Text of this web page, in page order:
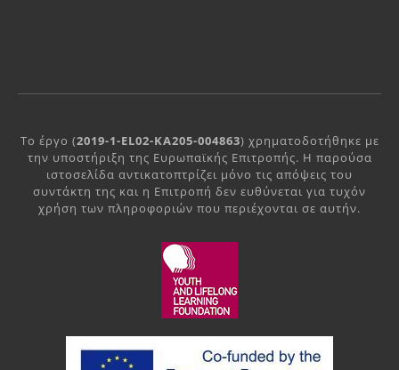
Το έργο (2019-1-EL02-KA205-004863) χρηματοδοτήθηκε με
την υποστήριξη της Ευρωπαϊκής Επιτροπής. Η παρούσα
ιστοσελίδα αντικατοπτρίζει μόνο τις απόψεις του
συντάκτη της και η Επιτροπή δεν ευθύνεται για τυχόν
χρήση των πληροφοριών που περιέχονται σε αυτήν.